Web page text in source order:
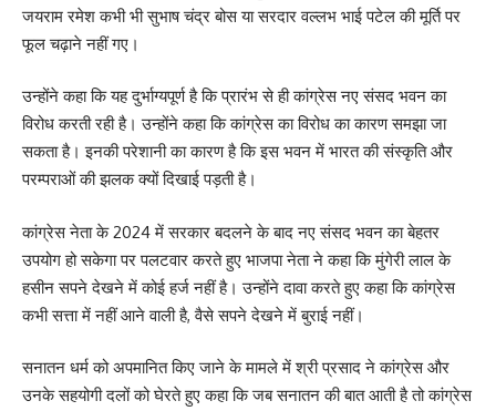
जयराम रमेश कभी भी सुभाष चंद्र बोस या सरदार वल्लभ भाई पटेल की मूर्ति पर
फूल चढ़ाने नहीं गए।
उन्होंने कहा कि यह दुर्भाग्यपूर्ण है कि प्रारंभ से ही कांग्रेस नए संसद भवन का
विरोध करती रही है। उन्होंने कहा कि कांग्रेस का विरोध का कारण समझा जा
सकता है। इनकी परेशानी का कारण है कि इस भवन में भारत की संस्कृति और
परम्पराओं की झलक क्यों दिखाई पड़ती है।
कांग्रेस नेता के 2024 में सरकार बदलने के बाद नए संसद भवन का बेहतर
उपयोग हो सकेगा पर पलटवार करते हुए भाजपा नेता ने कहा कि मुंगेरी लाल के
हसीन सपने देखने में कोई हर्ज नहीं है। उन्होंने दावा करते हुए कहा कि कांग्रेस
कभी सत्ता में नहीं आने वाली है, वैसे सपने देखने में बुराई नहीं।
सनातन धर्म को अपमानित किए जाने के मामले में श्री प्रसाद ने कांग्रेस और
उनके सहयोगी दलों को घेरते हुए कहा कि जब सनातन की बात आती है तो कांग्रेस